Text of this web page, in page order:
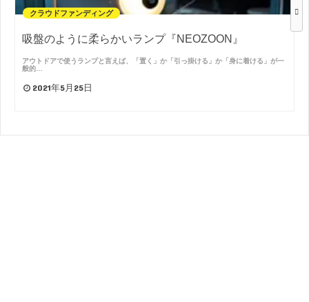
クラウドファンディング
吸盤のように柔らかいランプ『NEOZOON』
アウトドアで使うランプと言えば、「置く」か「引っ掛ける」か「身に着ける」が一
般的…
2021年5月25日